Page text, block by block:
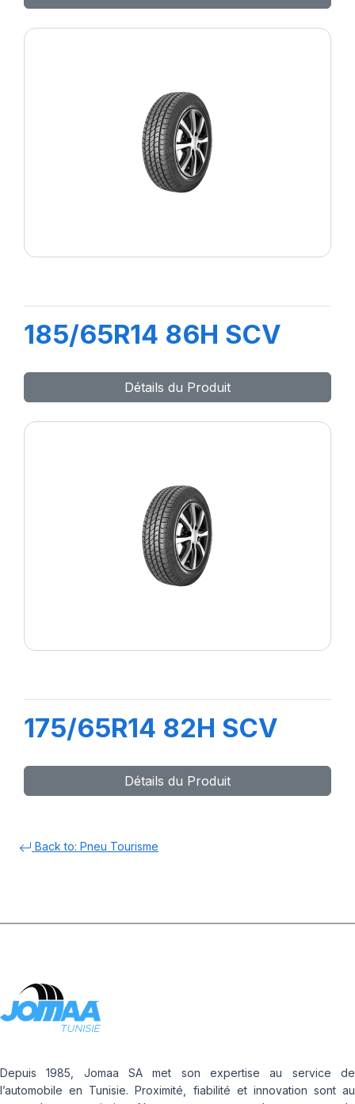
185/65R14 86H SCV
Détails du Produit
175/65R14 82H SCV
Détails du Produit
Back to: Pneu Tourisme
Depuis 1985, Jomaa SA met son expertise au service de
l’automobile en Tunisie. Proximité, fiabilité et innovation sont au